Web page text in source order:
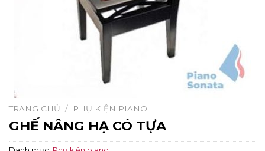
TRANG CHỦ / PHỤ KIỆN PIANO
GHẾ NÂNG HẠ CÓ TỰA